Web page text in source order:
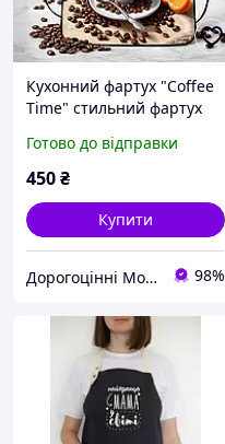
Кухонний фартух "Coffee
Time" стильний фартух
дизайном
Готово до відправки
450₴
Купити
Дорогоцінні Моменти 98%